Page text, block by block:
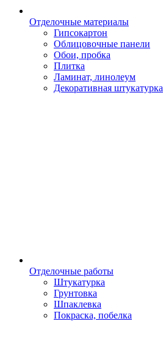
Отделочные материалы
Гипсокартон
Облицовочные панели
Обои, пробка
Плитка
Ламинат, линолеум
Декоративная штукатурка
Отделочные работы
Штукатурка
Грунтовка
Шпаклевка
Покраска, побелка